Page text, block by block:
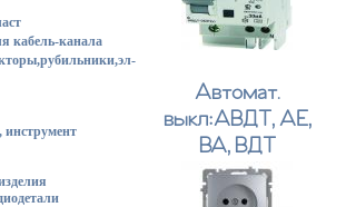
кабель-канала
инструмент
Автомат.
выкл:АВДТ, АЕ,
ВА, ВДТ